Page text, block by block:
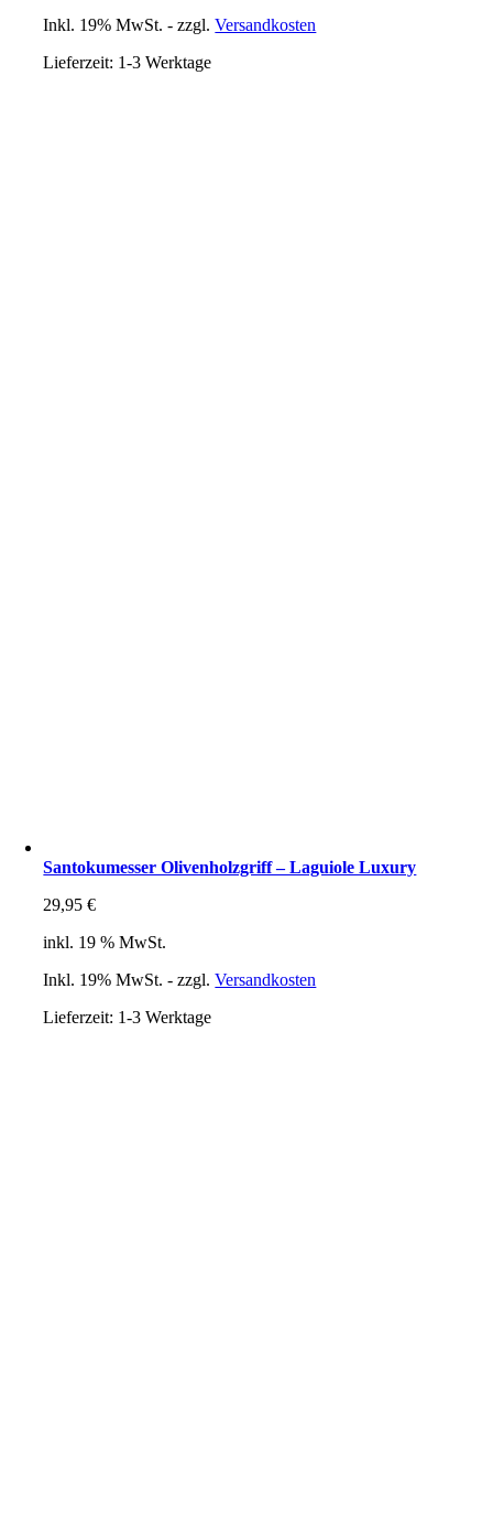
Inkl. 19% MwSt. - zzgl.Versandkosten
Lieferzeit: 1-3 Werktage
Santokumesser Olivenholzgriff – Laguiole Luxury
29,95€
inkl. 19 % MwSt.
Inkl. 19% MwSt. - zzgl.Versandkosten
Lieferzeit: 1-3 Werktage